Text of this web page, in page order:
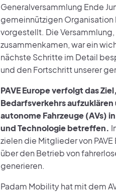
Generalversammlung Ende
gemeinnützigen Organisation
vorgestellt. Die
zusammenkamen, war ein
nächste Schritte im Detail
und den Fortschritt unserer
PAVE Europe verfolgt das
Bedarfsverkehrs
autonome Fahrzeuge (AVs)
und Technologie betreffen.
zielen die Mitglieder von
über den Betrieb von
generieren.
Padam Mobility hat mit dem